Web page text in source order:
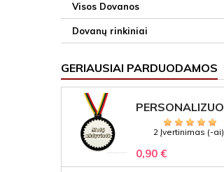
Visos Dovanos
Dovanų rinkiniai
GERIAUSIAI PARDUODAMOS
2 Įvertinimas (-ai)
0,90 €